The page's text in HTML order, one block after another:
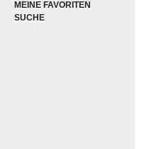
MEINE FAVORITEN
SUCHE